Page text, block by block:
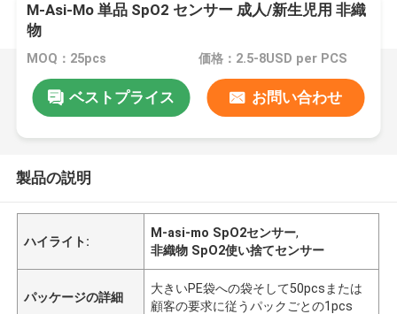
M-Asi-Mo 単品 SpO2 センサー 成人/新生児用 非織
物
MOQ：25pcs 価格：2.5-8USD per PCS
ベストプライス お問い合わせ
製品の説明
ハイライト:
M-asi-mo SpO2センサー,
非織物 SpO2使い捨てセンサー
パッケージの詳細
大きいPE袋への袋そして50pcsまたは
顧客の要求に従うパックごとの1pcs